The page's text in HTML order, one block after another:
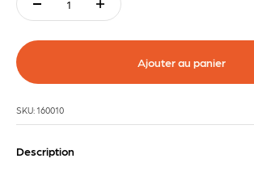
Ajouter au panier
SKU: 160010
Description